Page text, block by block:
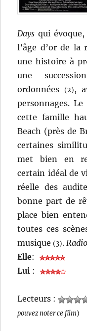
Days qui
l’âge d’or de
une histoire à
une
ordonnées(2),
personnages.
cette famille
Beach (près de
certaines
met bien en
certain idéal de
réelle des
bonne part de
place bien
toutes ces
musique(3).
Elle:
Lui :
Lecteurs :
pouvez noter ce film)